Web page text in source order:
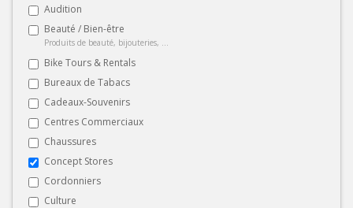
Audition
Beauté / Bien-être
Produits de beauté, bijouteries, ...
Bike Tours & Rentals
Bureaux de Tabacs
Cadeaux-Souvenirs
Centres Commerciaux
Chaussures
Concept Stores
Cordonniers
Culture